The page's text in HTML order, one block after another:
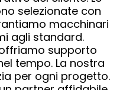
selezionate con
macchinari
agli standard.
supporto
tempo. La nostra
per ogni progetto.